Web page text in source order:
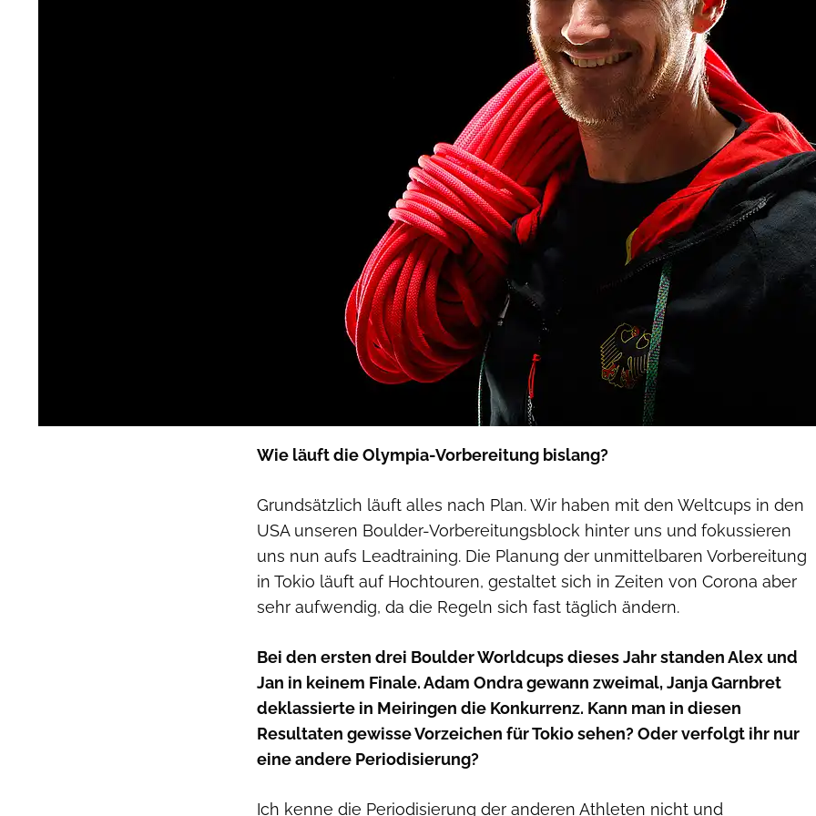
Wie läuft die Olympia-Vorbereitung bislang?
Grundsätzlich läuft alles nach Plan. Wir haben mit den Weltcups in den
USA unseren Boulder-Vorbereitungsblock hinter uns und fokussieren
uns nun aufs Leadtraining. Die Planung der unmittelbaren Vorbereitung
in Tokio läuft auf Hochtouren, gestaltet sich in Zeiten von Corona aber
sehr aufwendig, da die Regeln sich fast täglich ändern.
Bei den ersten drei Boulder Worldcups dieses Jahr standen Alex und
Jan in keinem Finale. Adam Ondra gewann zweimal, Janja Garnbret
deklassierte in Meiringen die Konkurrenz. Kann man in diesen
Resultaten gewisse Vorzeichen für Tokio sehen? Oder verfolgt ihr nur
eine andere Periodisierung?
Ich kenne die Periodisierung der anderen Athleten nicht und